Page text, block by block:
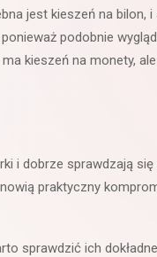
jest kieszeń na bilon,
podobnie
kieszeń na monety,
i dobrze sprawdzają się
praktyczny
sprawdzić ich